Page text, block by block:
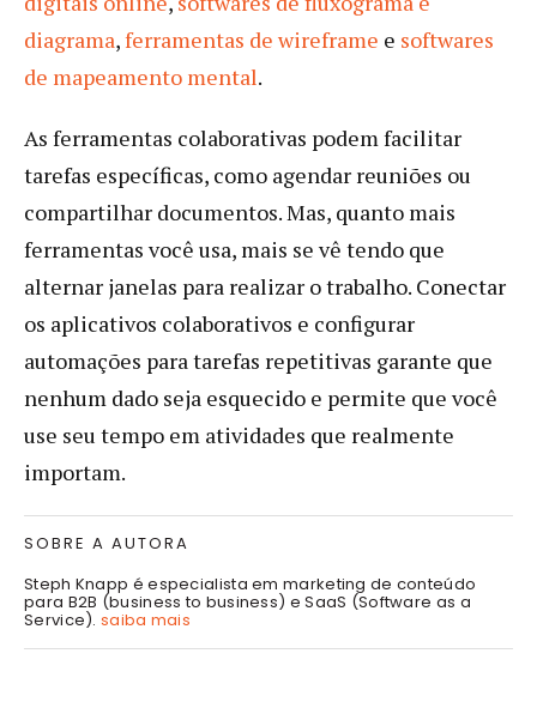
diagrama,ferramentas de wireframe e softwares
de mapeamento mental.
As ferramentas colaborativas podem facilitar
tarefas específicas, como agendar reuniões ou
compartilhar documentos. Mas, quanto mais
ferramentas você usa, mais se vê tendo que
alternar janelas para realizar o trabalho. Conectar
os aplicativos colaborativos e configurar
automações para tarefas repetitivas garante que
nenhum dado seja esquecido e permite que você
use seu tempo em atividades que realmente
importam.
SOBRE A AUTORA
Steph Knapp é especialista em marketing de conteúdo
para B2B (business to business) e SaaS (Software as a
Service). saiba mais